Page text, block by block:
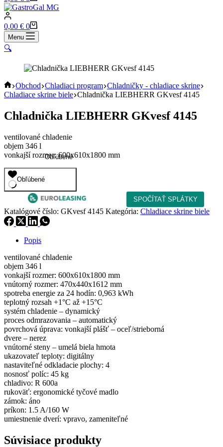
cart
Shopping
cart
0,00 € 0
Menu
🔍
Home
Obchod Chladiaci program Chladničky - chladiace skrine
Chladiace skrine biele Chladnička LIEBHERR GKvesf 4145
Chladnička LIEBHERR GKvesf 4145
ventilované chladenie
objem 346 l
vonkajší rozmer: 600x610x1800 mm
Obľúbené
Obľúbené
Katalógové číslo: GKvesf 4145 Kategória: Chladiace skrine biele
Popis
ventilované chladenie
objem 346 l
vonkajší rozmer: 600x610x1800 mm
vnútorný rozmer: 470x440x1612 mm
spotreba energie za 24 hodín: 0,963 kWh
teplotný rozsah +1°C až +15°C
systém chladenie – dynamický
proces odmrazovania – automatický
povrchová úprava: vonkajší plášť – oceľ/strieborná
dvere – nerez
vnútorné steny – umelá biela hmota
ukazovateľ teploty: digitálny
nastaviteľné odkladacie plochy: 4
nosnosť políc: 45 kg
chladivo: R 600a
rukoväť: ergonomické tyčové madlo
zámok: áno
príkon: 1.5 A/160 W
umiestnenie dverí: vpravo, zameniteľné
Súvisiace produkty